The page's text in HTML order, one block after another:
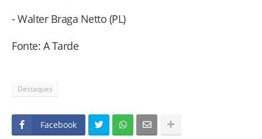
- Walter Braga Netto (PL)
Fonte: A Tarde
Destaques
Facebook